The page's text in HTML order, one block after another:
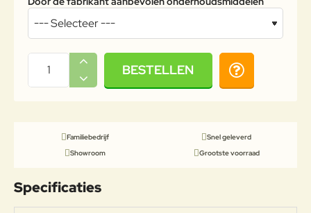
BESTELLEN
Familiebedrijf
Snel geleverd
Showroom
Grootste voorraad
Specificaties